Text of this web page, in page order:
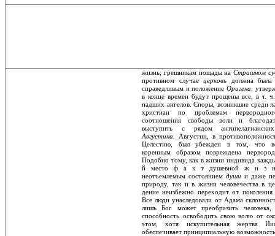
жизнь; грешникам пощады наСтрашном
противном случаецерковь
должна была
справедливым и положение Оригена ,
в конце времен будут прощены все, в т.
падших ангелов. Споры, возникшие среди
христиан по проблемам
соотношения свободы воли и
выступить с рядом
Августина. Августин, в
Целестию, был убежден в том, что
коренным образом повреждена
Подобно тому, как в жизни индивида
й место ф а к т душевной ж и з н
неотъемлемым состояниемдушии даже
природу, так и в жизни человечества в
дение неизбежно переходит от
Все люди унаследовали от Адама
лишь Бог может преобразить человека,
способность освободить свою волю от
этом, хотя искупительная жертва
обеспечивает принципиальную